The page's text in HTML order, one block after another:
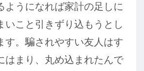
ようになれば家計の足しに
いこと引きずり込もうとし
す。騙されやすい友人はす
はまり、丸め込まれたんで